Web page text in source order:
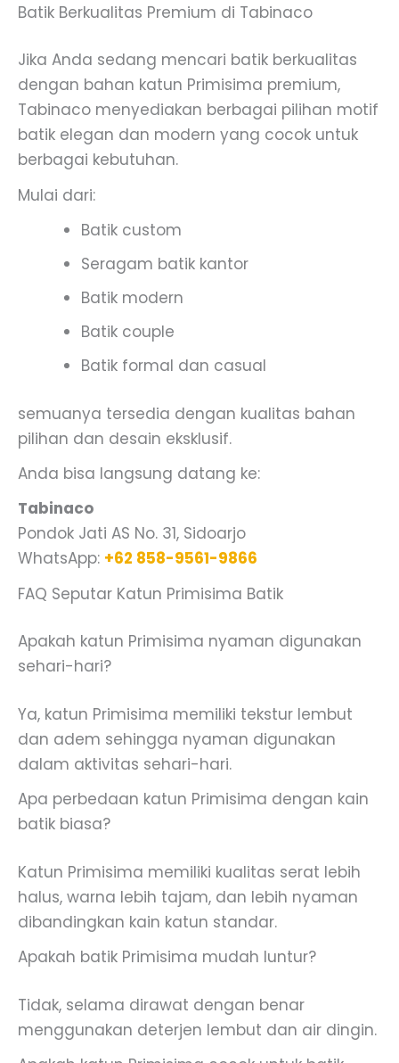
Batik Berkualitas Premium di Tabinaco
Jika Anda sedang mencari batik berkualitas
dengan bahan katun Primisima premium,
Tabinaco menyediakan berbagai pilihan motif
batik elegan dan modern yang cocok untuk
berbagai kebutuhan.
Mulai dari:
Batik custom
Seragam batik kantor
Batik modern
Batik couple
Batik formal dan casual
semuanya tersedia dengan kualitas bahan
pilihan dan desain eksklusif.
Anda bisa langsung datang ke:
Tabinaco
Pondok Jati AS No. 31, Sidoarjo
WhatsApp: +62 858-9561-9866
FAQ Seputar Katun Primisima Batik
Apakah katun Primisima nyaman digunakan
sehari-hari?
Ya, katun Primisima memiliki tekstur lembut
dan adem sehingga nyaman digunakan
dalam aktivitas sehari-hari.
Apa perbedaan katun Primisima dengan kain
batik biasa?
Katun Primisima memiliki kualitas serat lebih
halus, warna lebih tajam, dan lebih nyaman
dibandingkan kain katun standar.
Apakah batik Primisima mudah luntur?
Tidak, selama dirawat dengan benar
menggunakan deterjen lembut dan air dingin.